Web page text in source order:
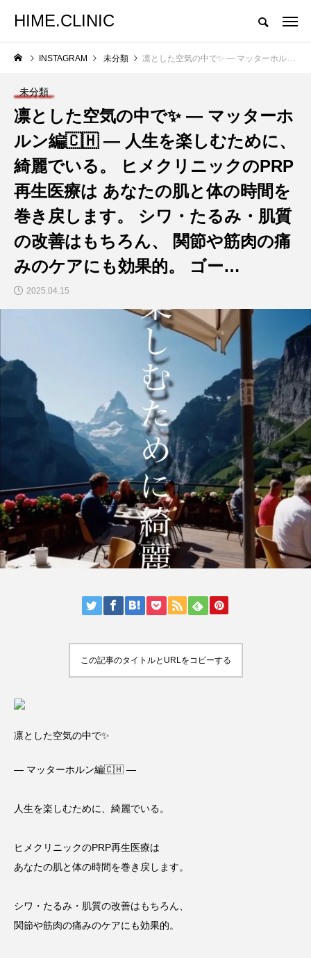
HIME.CLINIC
INSTAGRAM 未分類 凛とした空気の中で✨ — マッターホルン編🇨🇭 — 人生を楽しむために、綺麗でいる。 ヒメクリニックのPRP再生医療は あなたの肌と体の時間を巻き戻します。 シワ・たるみ・肌質の改善はもちろん、 関節や筋肉の痛みのケアにも効果的。 ゴー…
未分類
凛とした空気の中で✨ — マッターホ
ルン編🇨🇭 — 人生を楽しむために、
綺麗でいる。 ヒメクリニックのPRP
再生医療は あなたの肌と体の時間を
巻き戻します。 シワ・たるみ・肌質
の改善はもちろん、 関節や筋肉の痛
みのケアにも効果的。 ゴー…
2025.04.15
この記事のタイトルとURLをコピーする
凛とした空気の中で✨
— マッターホルン編🇨🇭 —
人生を楽しむために、綺麗でいる。
ヒメクリニックのPRP再生医療は
あなたの肌と体の時間を巻き戻します。
シワ・たるみ・肌質の改善はもちろん、
関節や筋肉の痛みのケアにも効果的。